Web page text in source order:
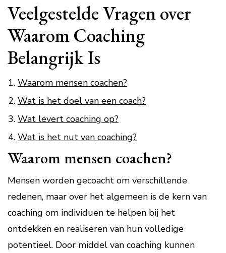
Veelgestelde Vragen over
Waarom Coaching
Belangrijk Is
Waarom mensen coachen?
Wat is het doel van een coach?
Wat levert coaching op?
Wat is het nut van coaching?
Waarom mensen coachen?
Mensen worden gecoacht om verschillende
redenen, maar over het algemeen is de kern van
coaching om individuen te helpen bij het
ontdekken en realiseren van hun volledige
potentieel. Door middel van coaching kunnen